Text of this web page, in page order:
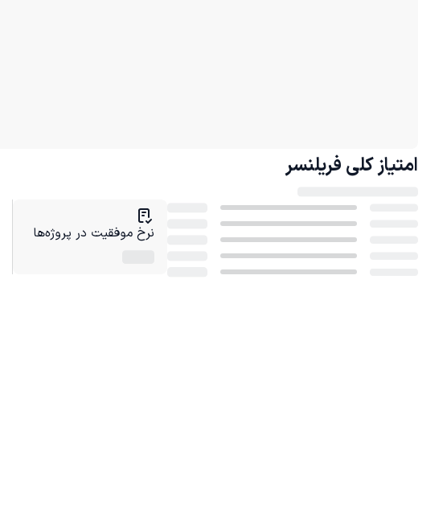
امتیاز کلی فریلنسر
نرخ موفقیت در پروژه‌ها